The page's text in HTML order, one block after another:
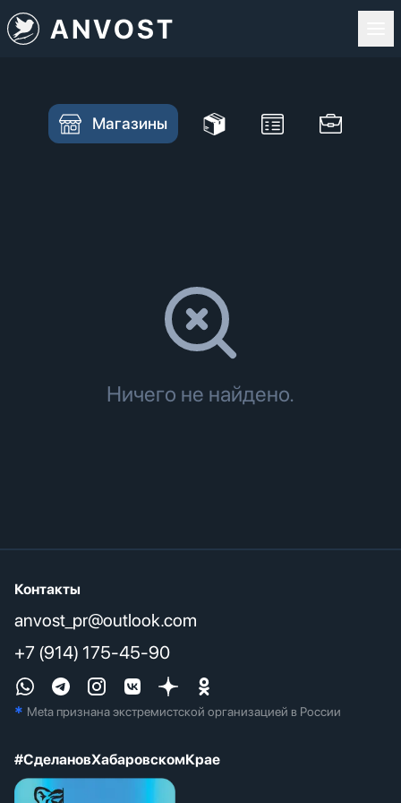
ANVOST
Магазины
Ничего не найдено.
Контакты
anvost_pr@outlook.com
+7 (914) 175-45-90
* Meta признана экстремистcкой организацией в России
#СделановХабаровскомКрае